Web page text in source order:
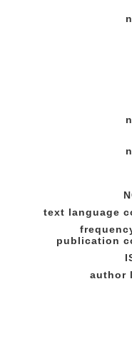
text language
publication
author